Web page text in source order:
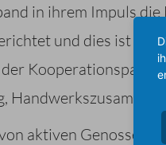
in ihrem Impuls
und dies ist
aktiven